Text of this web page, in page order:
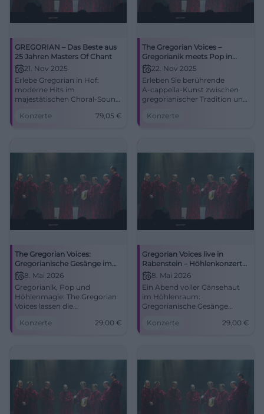
GREGORIAN – Das Beste aus
25 Jahren Masters Of Chant
21. Nov 2025
Erlebe Gregorian in Hof:
moderne Hits im
majestätischen Choral-Sound,
perfekte
Konzerte 79,05 €
The Gregorian Voices –
Gregorianik meets Pop in
Traunstein
22. Nov 2025
Erleben Sie berührende
A‑cappella‑Kunst zwischen
gregorianischer Tradition und
einzigartigen Akustik der
Konzerte
The Gregorian Voices:
Gregorianische Gesänge im
Höhlenkonzert
8. Mai 2026
Gregorianik, Pop und
Höhlenmagie: The Gregorian
Voices lassen die
erzittern. Ein Abend voller
Konzerte 29,00 €
Gregorian Voices live in
Rabenstein – Höhlenkonzert
20268. Mai 2026
Ein Abend voller Gänsehaut
im Höhlenraum:
Gregorianische Gesänge
Akustik. 08.05.2026, 29 Euro.
Konzerte 29,00 €